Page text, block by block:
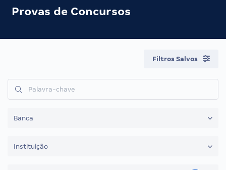
Provas de Concursos
Filtros Salvos
Banca
Instituição